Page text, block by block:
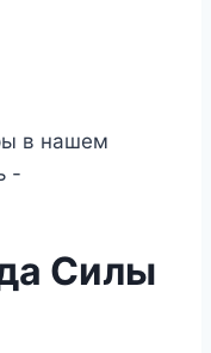
в нашем
-
Силы